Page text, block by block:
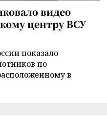
видео
центру ВСУ
показало
по
в